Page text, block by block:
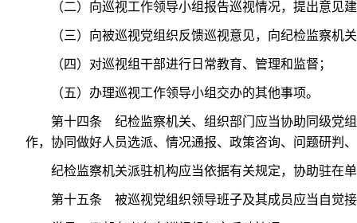
（二）向巡视工作领导小组报告巡视情况，提出意见
（三）向被巡视党组织反馈巡视意见，向纪检监察
（四）对巡视组干部进行日常教育、管理和监督；
（五）办理巡视工作领导小组交办的其他事项。
第十四条 纪检监察机关、组织部门应当协助同级党
作，协同做好人员选派、情况通报、政策咨询、问题研判
纪检监察机关派驻机构应当依据有关规定，协助驻在
第十五条 被巡视党组织领导班子及其成员应当自觉